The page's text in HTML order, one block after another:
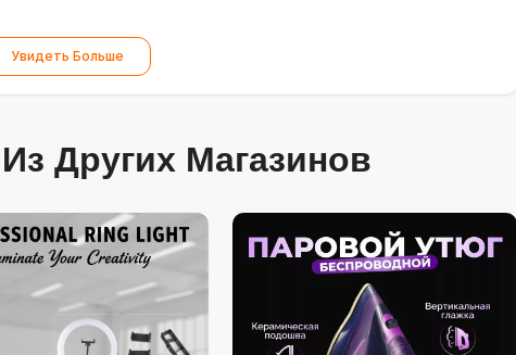
Увидеть Больше
Других Магазинов